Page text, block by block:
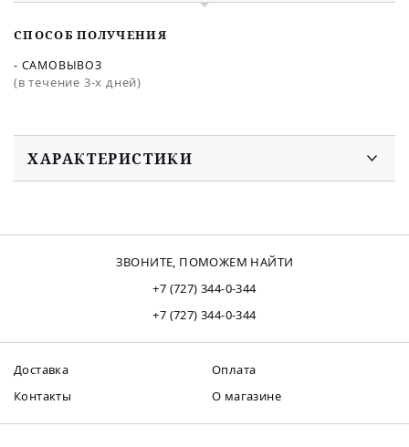
СПОСОБ ПОЛУЧЕНИЯ
- САМОВЫВОЗ
(в течение 3-х дней)
ХАРАКТЕРИСТИКИ
ЗВОНИТЕ, ПОМОЖЕМ НАЙТИ
+7 (727) 344-0-344
+7 (727) 344-0-344
Доставка
Оплата
Контакты
О магазине